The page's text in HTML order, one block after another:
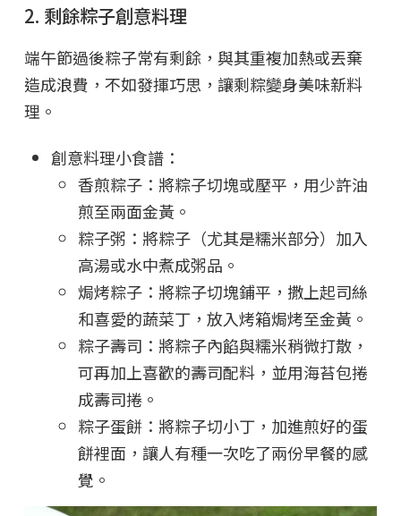
2. 剩餘粽子創意料理
端午節過後粽子常有剩餘，與其重複加熱或丟棄
造成浪費，不如發揮巧思，讓剩粽變身美味新料
理。
創意料理小食譜：
香煎粽子：將粽子切塊或壓平，用少許油
煎至兩面金黃。
粽子粥：將粽子（尤其是糯米部分）加入
高湯或水中煮成粥品。
焗烤粽子：將粽子切塊鋪平，撒上起司絲
和喜愛的蔬菜丁，放入烤箱焗烤至金黃。
粽子壽司：將粽子內餡與糯米稍微打散，
可再加上喜歡的壽司配料，並用海苔包捲
成壽司捲。
粽子蛋餅：將粽子切小丁，加進煎好的蛋
餅裡面，讓人有種一次吃了兩份早餐的感
覺。